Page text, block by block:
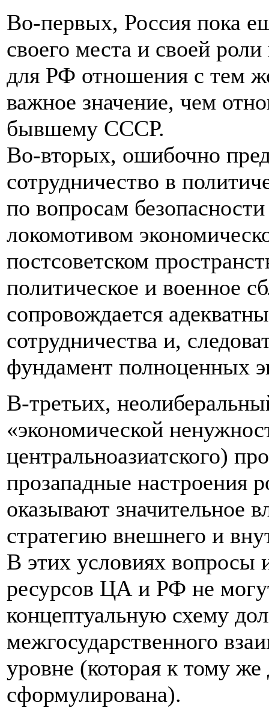
Во-первых, Россия пока
своего места и своей
для РФ отношения с тем
важное значение, чем
бывшему СССР.
Во-вторых, ошибочно
сотрудничество в
по вопросам
локомотивом
постсоветском
политическое и военное
сопровождается
сотрудничества и,
фундамент полноценных
В-третьих,
«экономической
центральноазиатского)
прозападные настроения
оказывают значительное
стратегию внешнего и
В этих условиях вопросы
ресурсов ЦА и РФ не
концептуальную схему
межгосударственного
уровне (которая к тому
сформулирована).